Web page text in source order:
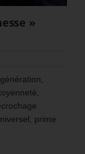
»
prime